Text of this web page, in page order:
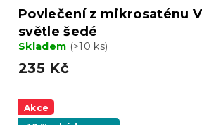
Povlečení z mikrosaténu
světle šedé
Skladem (>10 ks)
235 Kč
Akce